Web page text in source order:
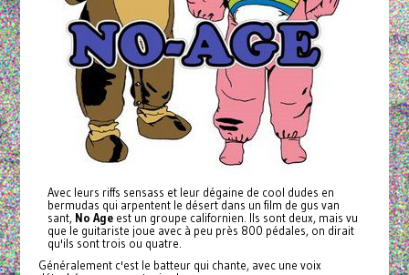
Avec leurs riffs sensass et leur dégaine de cool dudes en
bermudas qui arpentent le désert dans un film de gus van
sant, No Ageest un groupe californien. Ils sont deux, mais vu
que le guitariste joue avec à peu près 800 pédales, on dirait
qu'ils sont trois ou quatre.
Généralement c'est le batteur qui chante, avec une voix